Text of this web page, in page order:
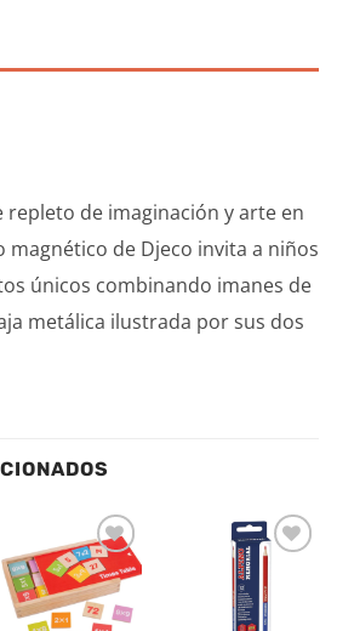
repleto de imaginación y arte en
magnético de Djeco invita a niños
únicos combinando imanes de
metálica ilustrada por sus dos
Añadir
a la
lista de
deseos
lista de
deseos